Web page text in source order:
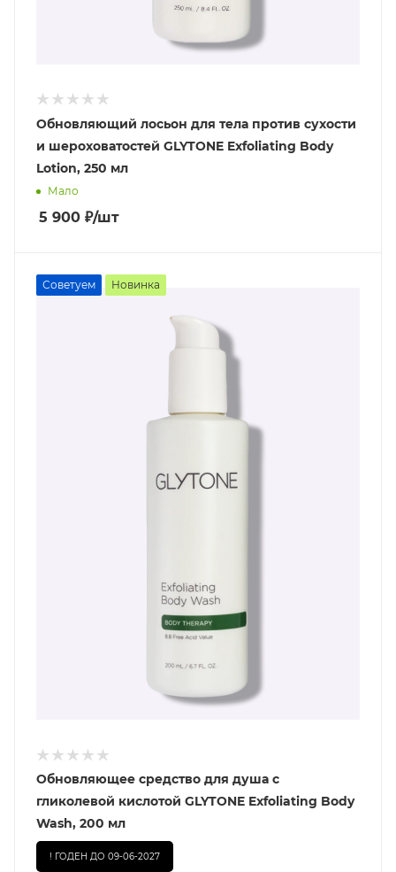
Обновляющий лосьон для тела против сухости
и шероховатостей GLYTONE Exfoliating Body
Lotion, 250 мл
Мало
5 900 ₽/шт
Советуем Новинка
Обновляющее средство для душа с
гликолевой кислотой GLYTONE Exfoliating Body
Wash, 200 мл
! ГОДЕН ДО 09-06-2027